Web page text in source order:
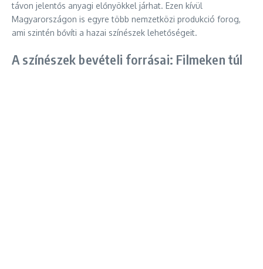
távon jelentős anyagi előnyökkel járhat. Ezen kívül
Magyarországon is egyre több nemzetközi produkció forog,
ami szintén bővíti a hazai színészek lehetőségeit.
A színészek bevételi forrásai: Filmeken túl